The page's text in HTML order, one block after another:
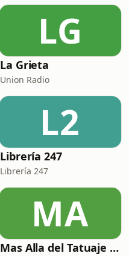
LG
La Grieta
Union Radio
L2
Librería 247
Librería 247
MA
Mas Alla del Tatuaje Podcast